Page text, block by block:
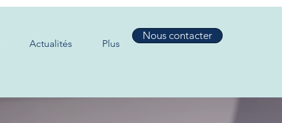
Actualités Plus
Nous contacter